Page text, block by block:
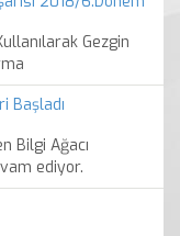
Gezgin
Başladı
Bilgi Ağacı
ediyor.